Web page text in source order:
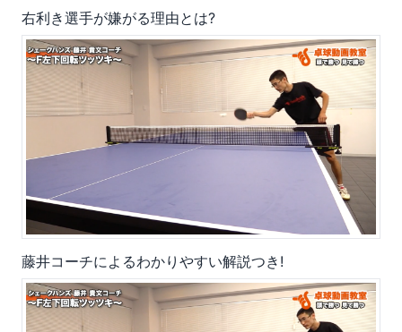
右利き選手が嫌がる理由とは?
藤井コーチによるわかりやすい解説つき!